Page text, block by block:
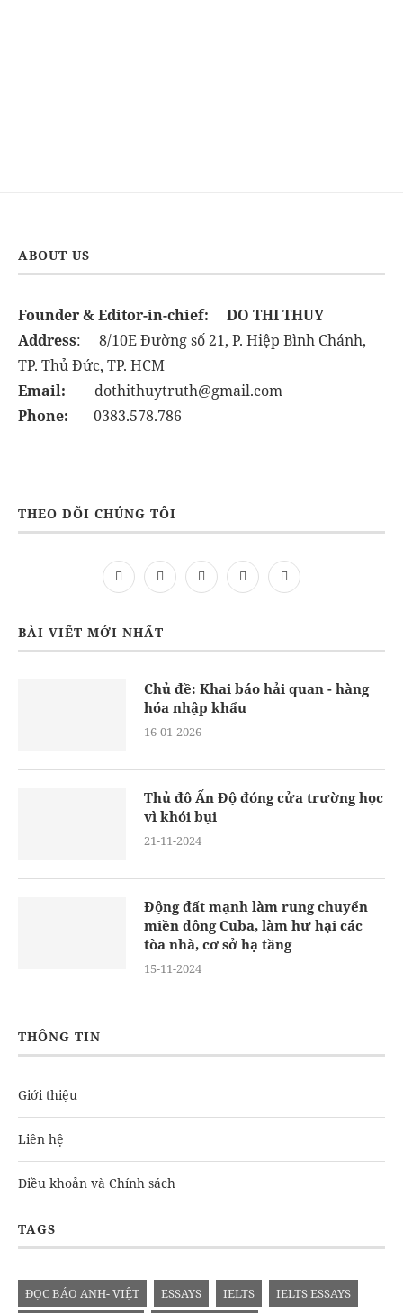
ABOUT US
Founder & Editor-in-chief:
DO THI THUY
Address: 8/10E Đường số 21, P. Hiệp Bình Chánh,
TP. Thủ Đức, TP. HCM
Email: dothithuytruth@gmail.com
Phone: 0383.578.786
THEO DÕI CHÚNG TÔI
BÀI VIẾT MỚI NHẤT
Chủ đề: Khai báo hải quan - hàng
hóa nhập khẩu
16-01-2026
Thủ đô Ấn Độ đóng cửa trường học
vì khói bụi
21-11-2024
Động đất mạnh làm rung chuyển
miền đông Cuba, làm hư hại các
tòa nhà, cơ sở hạ tầng
15-11-2024
THÔNG TIN
Giới thiệu
Liên hệ
Điều khoản và Chính sách
TAGS
ĐỌC BÁO ANH- VIỆT ESSAYS IELTS IELTS ESSAYS